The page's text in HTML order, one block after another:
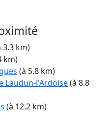
3.3 km)
km)
(à 5.8 km)
Laudun-l'Ardoise(à 8.8
(à 12.2 km)